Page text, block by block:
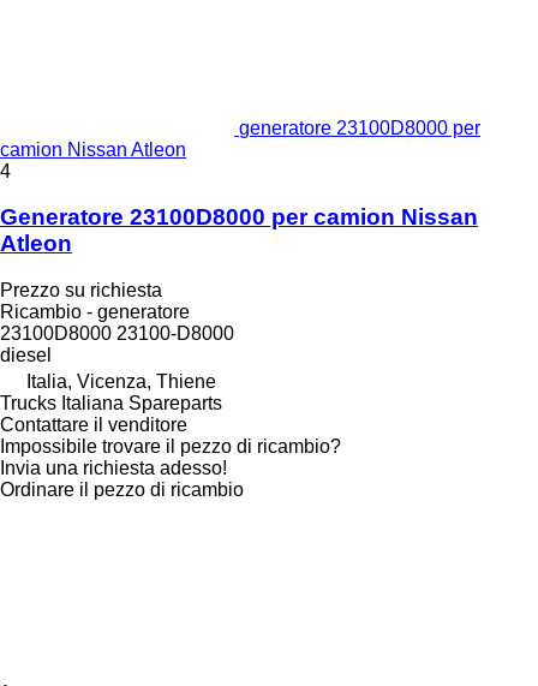
generatore 23100D8000 per
camion Nissan Atleon
4
Generatore 23100D8000 per camion Nissan
Atleon
Prezzo su richiesta
Ricambio - generatore
23100D8000 23100-D8000
diesel
Italia, Vicenza, Thiene
Trucks Italiana Spareparts
Contattare il venditore
Impossibile trovare il pezzo di ricambio?
Invia una richiesta adesso!
Ordinare il pezzo di ricambio